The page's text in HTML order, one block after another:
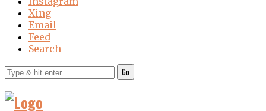
Xing
Email
Feed
Search
Go